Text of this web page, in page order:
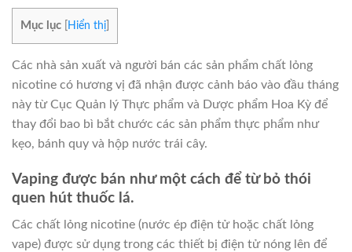
Mục lục Hiển thị
Các nhà sản xuất và người bán các sản phẩm chất lỏng
nicotine có hương vị đã nhận được cảnh báo vào đầu tháng
này từ Cục Quản lý Thực phẩm và Dược phẩm Hoa Kỳ để
thay đổi bao bì bắt chước các sản phẩm thực phẩm như
kẹo, bánh quy và hộp nước trái cây.
Vaping được bán như một cách để từ bỏ thói
quen hút thuốc lá.
Các chất lỏng nicotine (nước ép điện tử hoặc chất lỏng
vape) được sử dụng trong các thiết bị điện tử nóng lên để